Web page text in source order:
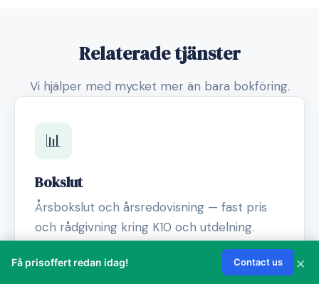
Relaterade tjänster
Vi hjälper med mycket mer än bara bokföring.
📊
Bokslut
Årsbokslut och årsredovisning — fast pris
och rådgivning kring K10 och utdelning.
Läs mer →
Få prisoffert redan idag! Contact us ×